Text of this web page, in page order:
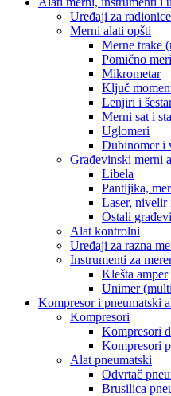
Uređaji za
Merni alati opšti
Merne trake
Pomično
Mikrometar
Ključ
Lenjiri i
Merni sat i
Uglomeri
Dubinomer i
Građevinski merni
Libela
Pantljika,
Laser, nivelir
Ostali
Alat kontrolni
Uređaji za razna
Instrumenti za
Klešta amper
Unimer
Kompresor i pneumatski
Kompresori
Kompresori
Kompresori
Alat pneumatski
Odvrtač
Brusilica